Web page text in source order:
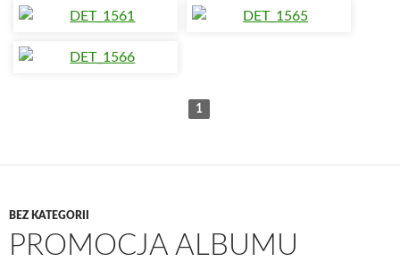
1
BEZ KATEGORII
PROMOCJA ALBUMU